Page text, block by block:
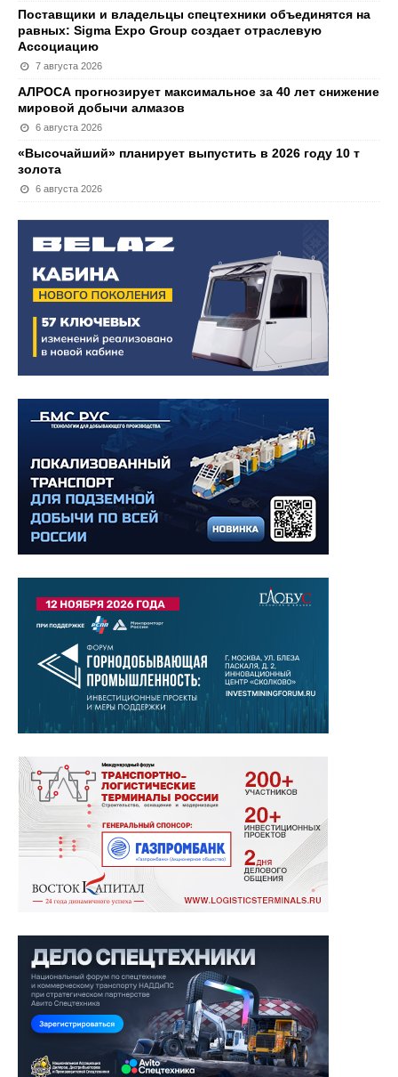
Поставщики и владельцы спецтехники объединятся на
равных: Sigma Expo Group создает отраслевую
Ассоциацию
7 августа 2026
АЛРОСА прогнозирует максимальное за 40 лет снижение
мировой добычи алмазов
6 августа 2026
«Высочайший» планирует выпустить в 2026 году 10 т
золота
6 августа 2026